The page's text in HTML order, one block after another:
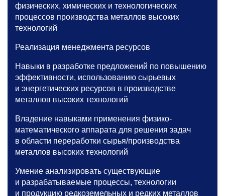
физических, химических и технологических
процессов производства металлов высоких
технологий
Реализация менеджмента ресурсов
Навыки в разработке предложений по повышению
эффективности, использованию сырьевых
и энергетических ресурсов в производстве
металлов высоких технологий
Владение навыками применения физико-
математического аппарата для решения задач
в области переработки сырья/производства
металлов высоких технологий
Умение анализировать существующие
и разрабатываемые процессы, технологии
и продукцию редкоземельных и редких металлов